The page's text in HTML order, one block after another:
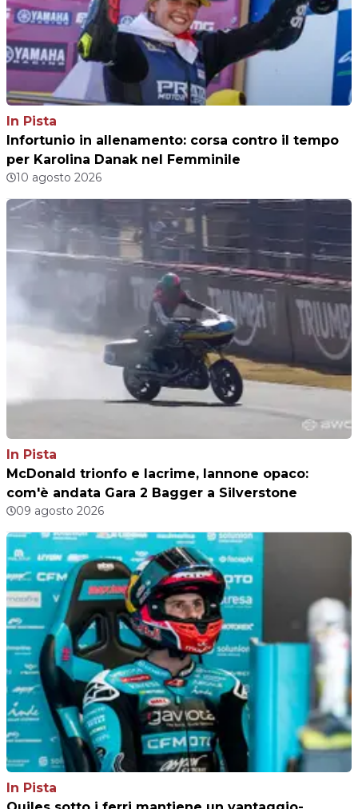
In Pista
Infortunio in allenamento: corsa contro il tempo
per Karolina Danak nel Femminile
10 agosto 2026
In Pista
McDonald trionfo e lacrime, Iannone opaco:
com'è andata Gara 2 Bagger a Silverstone
09 agosto 2026
In Pista